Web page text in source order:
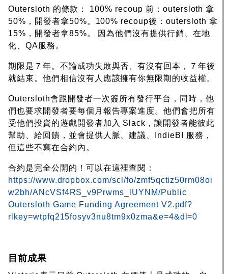
Outersloth 的條款： 100% recoup 前：outersloth 拿
50%，開發者拿50%。100% recoup後：outersloth 拿
15%，開發者拿85%。 因為他們沒有提供行銷、在地
化、QA服務。
期限是７年。不論成功失敗與否、有沒有回本，７年後
就結束。他們相信沒有人應該擁有你無限期的收益權。
Outersloth會跟開發者一次簽所有發行平台，同時，他
們也要求開發者要每個月報告專案進度。他們會把所有
受他們投資的遊戲開發者加入 Slack，讓開發者能彼此
幫助、給回饋，並會提供人脈、建議、IndieBI 服務，
但這些不寫在合約內。
合約是完全公開的！可以在這裡查閱：
https://www.dropbox.com/scl/fo/zmf5qctiz50rm08oi
w2bh/ANcVSf4RS_v9Prwms_lUYNM/Public
Outersloth Game Funding Agreement V2.pdf?
rlkey=wtpfq215fosyv3nu8tm9x0zma&e=4&dl=0
目前成果